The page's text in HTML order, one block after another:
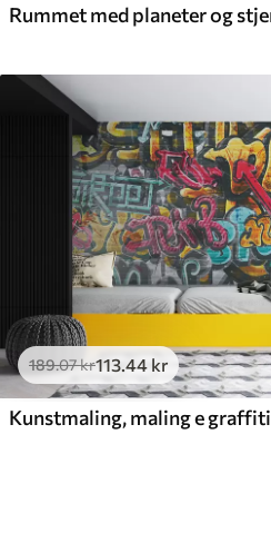
189.07kr113.44 kr
Kunstmaling, maling e graffiti